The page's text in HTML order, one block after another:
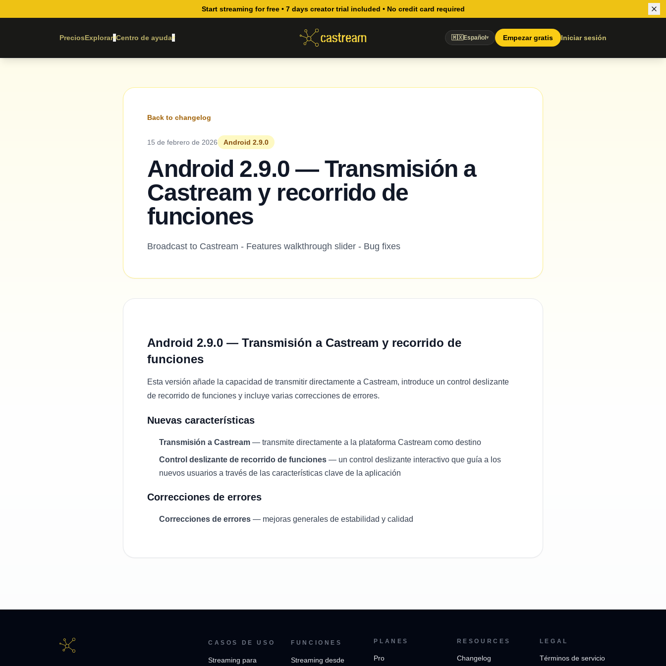
Start streaming for free • 7 days creator trial included • No credit card required
PreciosExplorar▾Centro de ayuda▾ 🇲🇽Español ▾ Empezar gratis Iniciar sesión
Back to changelog
15 de febrero de 2026 Android 2.9.0
Android 2.9.0 — Transmisión a
Castream y recorrido de
funciones
Broadcast to Castream - Features walkthrough slider - Bug fixes
Android 2.9.0 — Transmisión a Castream y recorrido de
funciones
Esta versión añade la capacidad de transmitir directamente a Castream, introduce un control deslizante
de recorrido de funciones y incluye varias correcciones de errores.
Nuevas características
Transmisión a Castream — transmite directamente a la plataforma Castream como destino
Control deslizante de recorrido de funciones — un control deslizante interactivo que guía a los
nuevos usuarios a través de las características clave de la aplicación
Correcciones de errores
Correcciones de errores — mejoras generales de estabilidad y calidad
CASOS DE USO
Streaming para
FUNCIONES
Streaming desde
PLANES
Pro
RESOURCES
Changelog
LEGAL
Términos de servicio